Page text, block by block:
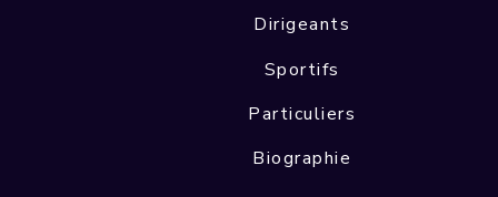
Dirigeants
Sportifs
Particuliers
Biographie